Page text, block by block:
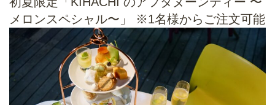
メロンスペシャル〜」 ※1名様からご注文可能